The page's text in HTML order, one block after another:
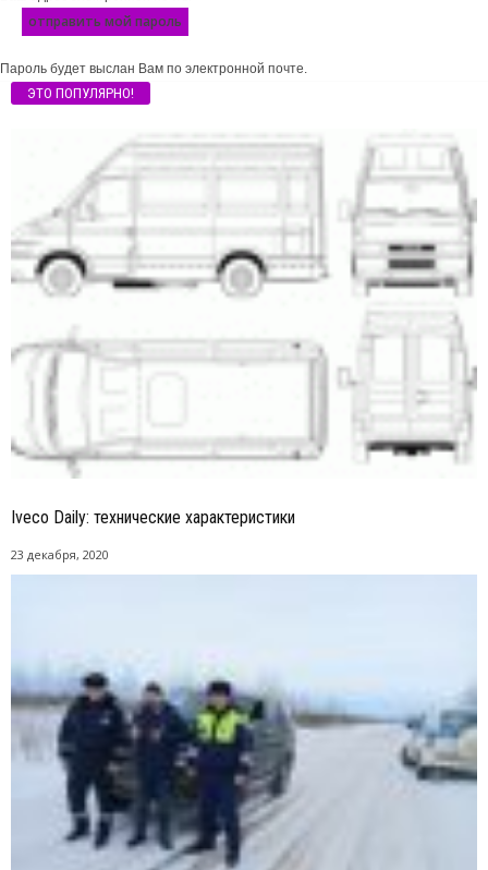
Пароль будет выслан Вам по электронной почте.
ЭТО ПОПУЛЯРНО!
Iveco Daily: технические характеристики
23 декабря, 2020